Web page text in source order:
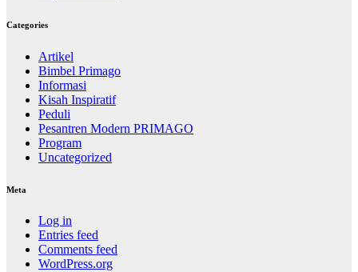
Categories
Artikel
Bimbel Primago
Informasi
Kisah Inspiratif
Peduli
Pesantren Modern PRIMAGO
Program
Uncategorized
Meta
Log in
Entries feed
Comments feed
WordPress.org